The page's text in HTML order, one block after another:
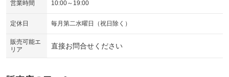
営業時間 10:00～19:00
定休日 毎月第二水曜日（祝日除く）
販売可能エ
リア
直接お問合せください